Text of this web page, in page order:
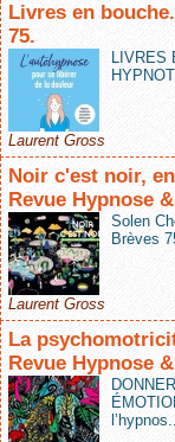
Livres en
75.
LIVRES
Laurent Gross
Noir c'est noir,
Revue Hypnose
Solen
Brèves
Laurent Gross
La
Revue Hypnose